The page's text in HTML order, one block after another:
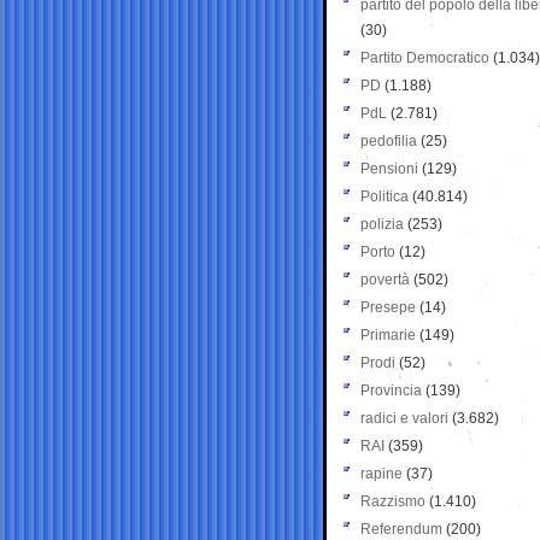
partito del popolo della
(30)
Partito Democratico (1.034)
PD (1.188)
PdL (2.781)
pedofilia (25)
Pensioni (129)
Politica (40.814)
polizia (253)
Porto (12)
povertà (502)
Presepe (14)
Primarie (149)
Prodi (52)
Provincia (139)
radici e valori (3.682)
RAI (359)
rapine (37)
Razzismo (1.410)
Referendum (200)